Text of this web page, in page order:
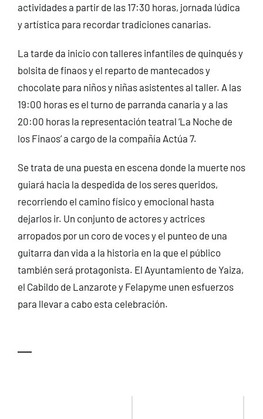
actividades a partir de las 17:30 horas, jornada lúdica
y artística para recordar tradiciones canarias.
La tarde da inicio con talleres infantiles de quinqués y
bolsita de finaos y el reparto de mantecados y
chocolate para niños y niñas asistentes al taller. A las
19:00 horas es el turno de parranda canaria y a las
20:00 horas la representación teatral ‘La Noche de
los Finaos’ a cargo de la compañía Actúa 7.
Se trata de una puesta en escena donde la muerte nos
guiará hacia la despedida de los seres queridos,
recorriendo el camino físico y emocional hasta
dejarlos ir. Un conjunto de actores y actrices
arropados por un coro de voces y el punteo de una
guitarra dan vida a la historia en la que el público
también será protagonista. El Ayuntamiento de Yaiza,
el Cabildo de Lanzarote y Felapyme unen esfuerzos
para llevar a cabo esta celebración.
—